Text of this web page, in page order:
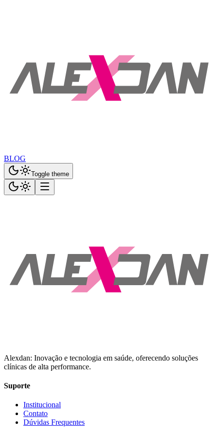
BLOG
Toggle theme
Alexdan: Inovação e tecnologia em saúde, oferecendo soluções
clínicas de alta performance.
Suporte
Institucional
Contato
Dúvidas Frequentes